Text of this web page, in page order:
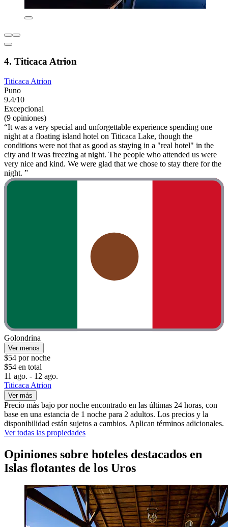
4. Titicaca Atrion
Titicaca Atrion
Puno
9.4/10
Excepcional
(9 opiniones)
“It was a very special and unforgettable experience spending one
night at a floating island hotel on Titicaca Lake, though the
conditions were not that as good as staying in a "real hotel" in the
city and it was freezing at night. The people who attended us were
very nice and kind. We were glad that we chose to stay there for the
night. ”
Golondrina
Ver menos
$54 por noche
$54 en total
11 ago. - 12 ago.
Titicaca Atrion
Ver más
Precio más bajo por noche encontrado en las últimas 24 horas, con
base en una estancia de 1 noche para 2 adultos. Los precios y la
disponibilidad están sujetos a cambios. Aplican términos adicionales.
Ver todas las propiedades
Opiniones sobre hoteles destacados en
Islas flotantes de los Uros